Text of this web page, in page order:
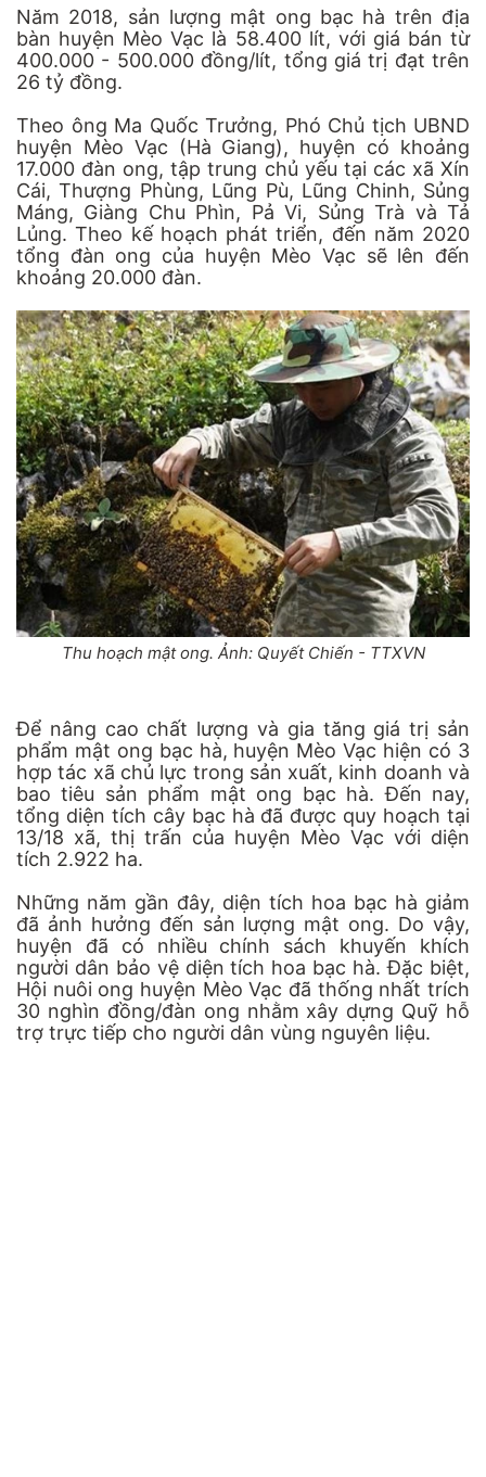
Năm 2018, sản lượng mật ong bạc hà trên địa
bàn huyện Mèo Vạc là 58.400 lít, với giá bán từ
400.000 - 500.000 đồng/lít, tổng giá trị đạt trên
26 tỷ đồng.
Theo ông Ma Quốc Trưởng, Phó Chủ tịch UBND
huyện Mèo Vạc (Hà Giang), huyện có khoảng
17.000 đàn ong, tập trung chủ yếu tại các xã Xín
Cái, Thượng Phùng, Lũng Pù, Lũng Chinh, Sủng
Máng, Giàng Chu Phìn, Pả Vi, Sủng Trà và Tả
Lủng. Theo kế hoạch phát triển, đến năm 2020
tổng đàn ong của huyện Mèo Vạc sẽ lên đến
khoảng 20.000 đàn.
Thu hoạch mật ong. Ảnh: Quyết Chiến - TTXVN
Để nâng cao chất lượng và gia tăng giá trị sản
phẩm mật ong bạc hà, huyện Mèo Vạc hiện có 3
hợp tác xã chủ lực trong sản xuất, kinh doanh và
bao tiêu sản phẩm mật ong bạc hà. Đến nay,
tổng diện tích cây bạc hà đã được quy hoạch tại
13/18 xã, thị trấn của huyện Mèo Vạc với diện
tích 2.922 ha.
Những năm gần đây, diện tích hoa bạc hà giảm
đã ảnh hưởng đến sản lượng mật ong. Do vậy,
huyện đã có nhiều chính sách khuyến khích
người dân bảo vệ diện tích hoa bạc hà. Đặc biệt,
Hội nuôi ong huyện Mèo Vạc đã thống nhất trích
30 nghìn đồng/đàn ong nhằm xây dựng Quỹ hỗ
trợ trực tiếp cho người dân vùng nguyên liệu.